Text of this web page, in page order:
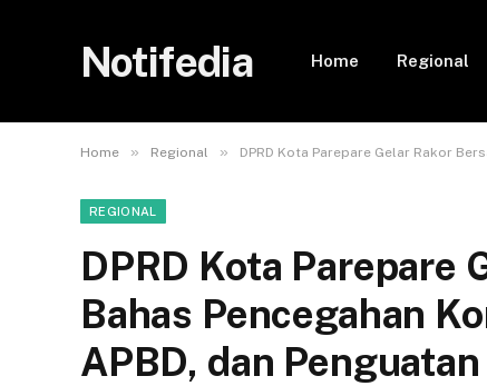
Notifedia Home Regional
Home » Regional » DPRD Kota Parepare Gelar Rakor
REGIONAL
DPRD Kota Parepare
Bahas Pencegahan
APBD, dan